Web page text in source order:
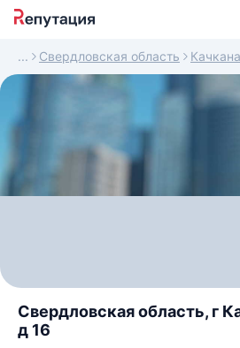
Свердловская область
Свердловская область, г
д 16